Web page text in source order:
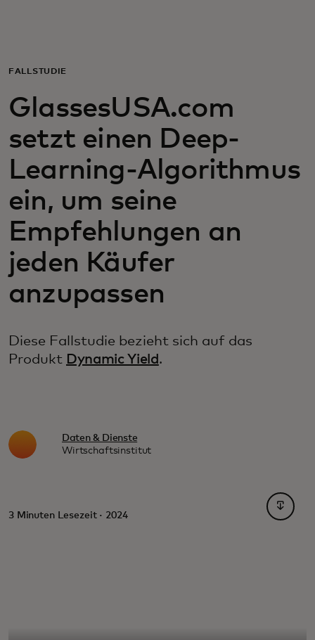
Für Unternehmen
Für die Welt
Für Innovatoren
Neuigkeiten und Trends
FALLSTUDIE
GlassesUSA.com
setzt einen Deep-
Learning-Algorithmus
ein, um seine
Empfehlungen an
jeden Käufer
anzupassen
Diese Fallstudie bezieht sich auf das
Produkt Dynamic Yield .
Daten & Dienste
Wirtschaftsinstitut
3 Minuten Lesezeit · 2024
wird